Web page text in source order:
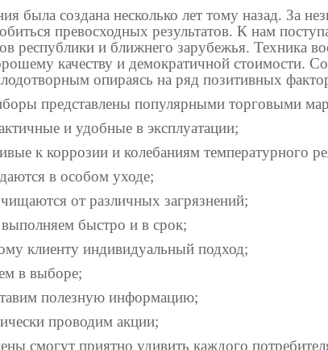
была создана несколько лет тому назад. За
превосходных результатов. К нам
республики и ближнего зарубежья. Техника
качеству и демократичной стоимости.
опираясь на ряд позитивных
представлены популярными торговыми
и удобные в эксплуатации;
к коррозии и колебаниям температурного
в особом уходе;
от различных загрязнений;
выполняем быстро и в срок;
клиенту индивидуальный подход;
в выборе;
полезную информацию;
проводим акции;
смогут приятно удивить каждого